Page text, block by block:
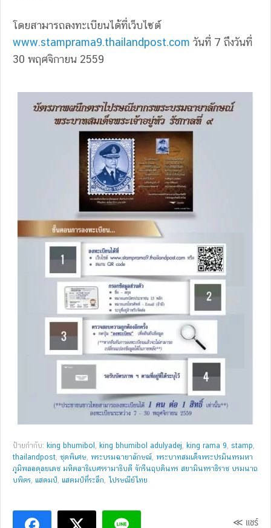
โดยสามารถลงทะเบียนได้ที่เว็บไซต์
www.stamprama9.thailandpost.com วันที่ 7 ถึงวันที่
30 พฤศจิกายน 2559
ป้ายกำกับ: king bhumibol , king bhumibol adulyadej, king rama 9, stamp,
thailandpost, ชุดพิเศษ, พระบรมฉายาลักษณ์, พระบาทสมเด็จพระปรมินทรมหา
ภูมิพลอดุลยเดช มหิตลาธิเบศรรามาธิบดี จักรีนฤบดินทร สยามินทราธิราช บรมนาถ
บพิตร, แสดมป์, แสตมป์ที่ระลึก, ไปรษณีย์ไทย
≪ แชร์